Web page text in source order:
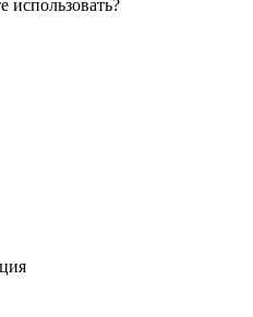
использовать?